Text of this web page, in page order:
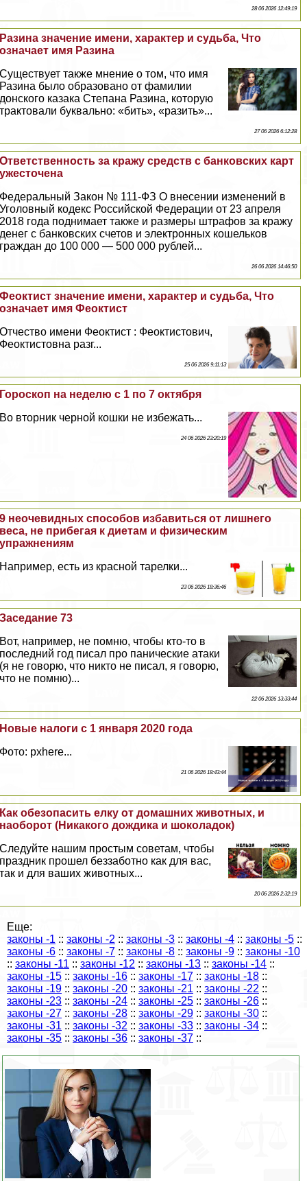
28 06 2026 12:49:19
Разина значение имени, хаpaктер и судьба, Что
означает имя Разина
Существует также мнение о том, что имя
Разина было образовано от фамилии
донского казака Степана Разина, которую
тpaктовали буквально: «бить», «разить»...
27 06 2026 6:12:28
Ответственность за кражу средств с банковских карт
ужесточена
Федеральный Закон № 111-ФЗ О внесении изменений в
Уголовный кодекс Российской Федерации от 23 апреля
2018 года поднимает также и размеры штрафов за кражу
денег с банковских счетов и электронных кошельков
граждан до 100 000 — 500 000 рублей...
26 06 2026 14:46:50
Феоктист значение имени, хаpaктер и судьба, Что
означает имя Феоктист
Отчество имени Феоктист : Феоктистович,
Феоктистовна разг...
25 06 2026 9:11:13
Гороскоп на неделю с 1 по 7 октября
Во вторник черной кошки не избежать...
24 06 2026 23:20:19
9 неочевидных способов избавиться от лишнего
веса, не прибегая к диетам и физическим
упражнениям
Например, есть из красной тарелки...
23 06 2026 18:36:46
Заседание 73
Вот, например, не помню, чтобы кто-то в
последний год писал про панические атаки
(я не говорю, что никто не писал, я говорю,
что не помню)...
22 06 2026 13:33:44
Новые налоги с 1 января 2020 года
Фото: pxhere...
21 06 2026 18:43:44
Как обезопасить елку от домашних животных, и
наоборот (Никакого дождика и шоколадок)
Следуйте нашим простым советам, чтобы
праздник прошел беззаботно как для вас,
так и для ваших животных...
20 06 2026 2:32:19
Еще:
законы -1 :: законы -2 :: законы -3 :: законы -4 :: законы -5 ::
законы -6 :: законы -7 :: законы -8 :: законы -9 :: законы -10
:: законы -11 :: законы -12 :: законы -13 :: законы -14 ::
законы -15 :: законы -16 :: законы -17 :: законы -18 ::
законы -19 :: законы -20 :: законы -21 :: законы -22 ::
законы -23 :: законы -24 :: законы -25 :: законы -26 ::
законы -27 :: законы -28 :: законы -29 :: законы -30 ::
законы -31 :: законы -32 :: законы -33 :: законы -34 ::
законы -35 :: законы -36 :: законы -37 ::